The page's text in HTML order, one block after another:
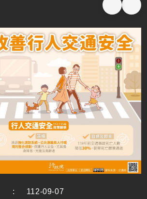
:
112-09-07